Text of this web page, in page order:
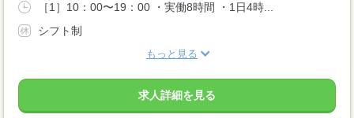
［1］10：00〜19：00 ・実働8時間 ・1日4時...
シフト制
もっと見る
求人詳細を見る